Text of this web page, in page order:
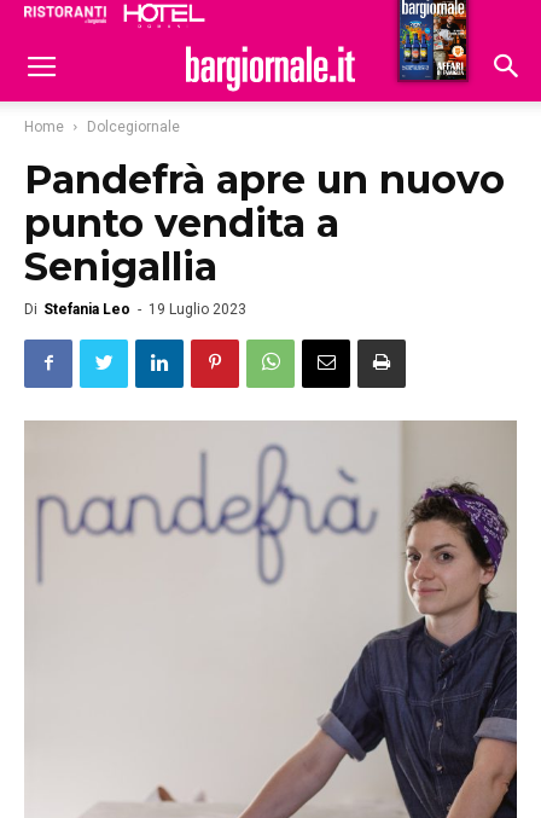
Hoteldomani
Home Dolcegiornale
Pandefrà apre un nuovo
punto vendita a
Senigallia
Di Stefania Leo - 19 Luglio 2023